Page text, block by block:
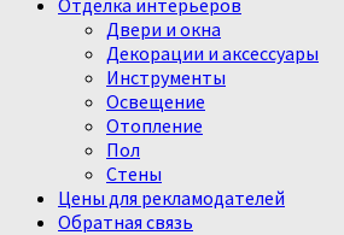
Отделка интерьеров
Двери и окна
Декорации и аксессуары
Инструменты
Освещение
Отопление
Пол
Стены
Цены для рекламодателей
Обратная связь